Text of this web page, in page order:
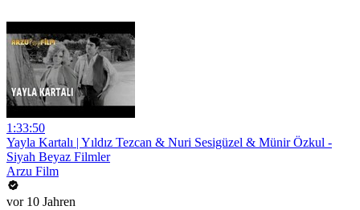
1:33:50
Yayla Kartalı | Yıldız Tezcan & Nuri Sesigüzel & Münir Özkul -
Siyah Beyaz Filmler
Arzu Film
vor 10 Jahren